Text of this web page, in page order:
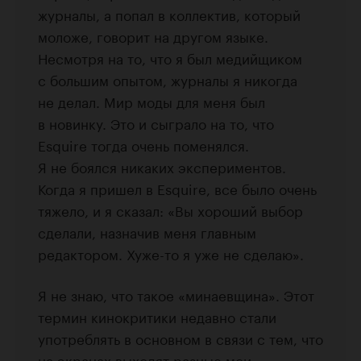
журналы, а попал в коллектив, который
моложе, говорит на другом языке.
Несмотря на то, что я был медийщиком
с большим опытом, журналы я никогда
не делал. Мир моды для меня был
в новинку. Это и сыграло на то, что
Esquire тогда очень поменялся.
Я не боялся никаких экспериментов.
Когда я пришел в Esquire, все было очень
тяжело, и я сказал: «Вы хороший выбор
сделали, назначив меня главным
редактором. Хуже-то я уже не сделаю».
Я не знаю, что такое «минаевщина». Этот
термин кинокритики недавно стали
употреблять в основном в связи с тем, что